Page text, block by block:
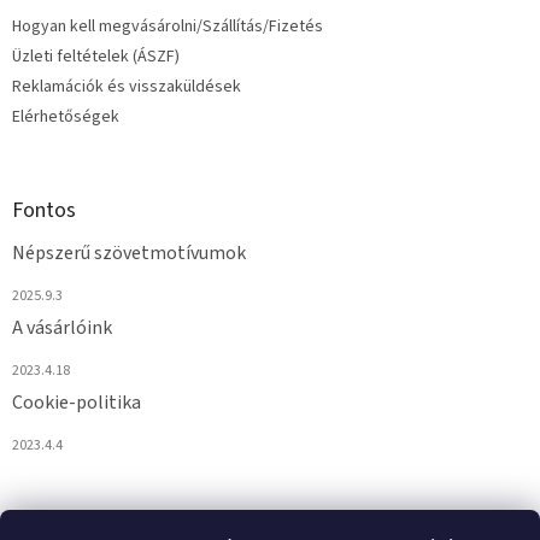
i
Hogyan kell megvásárolni/Szállítás/Fizetés
Üzleti feltételek (ÁSZF)
Reklamációk és visszaküldések
Elérhetőségek
Fontos
Népszerű szövetmotívumok
2025.9.3
A vásárlóink
2023.4.18
Cookie-politika
2023.4.4